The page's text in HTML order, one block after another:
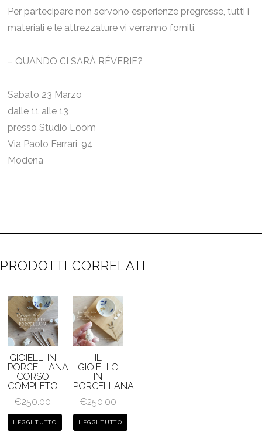
Per partecipare non servono esperienze pregresse, tutti i
materiali e le attrezzature vi verranno forniti.
– QUANDO CI SARÀ RÊVERIE?
Sabato 23 Marzo
dalle 11 alle 13
presso Studio Loom
Via Paolo Ferrari, 94
Modena
PRODOTTI CORRELATI
GIOIELLI IN
PORCELLANA
CORSO
COMPLETO
€250.00
LEGGI TUTTO
IL
GIOIELLO
IN
PORCELLANA
€250.00
LEGGI TUTTO